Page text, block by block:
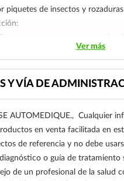
piquetes de insectos y
Forma una capa protectora sobre
que disminuye ardor y
el alivio de irritaciones
Ver más
Y VÍA DE
AUTOMEDIQUE., Cualquier
en venta facilitada en
de referencia y no debe
o guía de tratamiento
de un profesional de la salud